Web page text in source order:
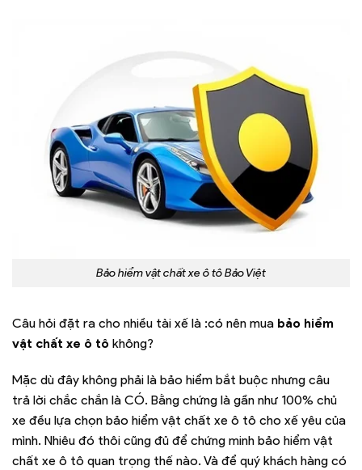
Bảo hiểm vật chất xe ô tô Bảo Việt
Câu hỏi đặt ra cho nhiều tài xế là :có nên mua bảo hiểm
vật chất xe ô tô không?
Mặc dù đây không phải là bảo hiểm bắt buộc nhưng câu
trả lời chắc chắn là CÓ. Bằng chứng là gần như 100% chủ
xe đều lựa chọn bảo hiểm vật chất xe ô tô cho xế yêu của
mình. Nhiêu đó thôi cũng đủ để chứng minh bảo hiểm vật
chất xe ô tô quan trọng thế nào. Và để quý khách hàng có